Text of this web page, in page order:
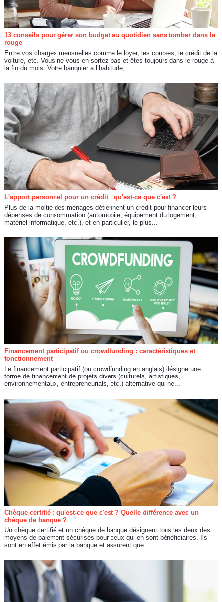
13 conseils pour gérer son budget au quotidien sans tomber dans le
rouge
Entre vos charges mensuelles comme le loyer, les courses, le crédit de la
voiture, etc. Vous ne vous en sortez pas et êtes toujours dans le rouge à
la fin du mois. Votre banquier a l’habitude,...
L'apport personnel pour un crédit : qu'est-ce que c'est ?
Plus de la moitié des ménages détiennent un crédit pour financer leurs
dépenses de consommation (automobile, équipement du logement,
matériel informatique, etc.), et en particulier, le plus...
Financement participatif ou crowdfunding : caractéristiques et
fonctionnement
Le financement participatif (ou crowdfunding en anglais) désigne une
forme de financement de projets divers (culturels, artistiques,
environnementaux, entrepreneurials, etc.) alternative qui ne...
Chèque certifié : qu'est-ce que c'est ? Quelle différence avec un
chèque de banque ?
Un chèque certifié et un chèque de banque désignent tous les deux des
moyens de paiement sécurisés pour ceux qui en sont bénéficiaires. Ils
sont en effet émis par la banque et assurent que...